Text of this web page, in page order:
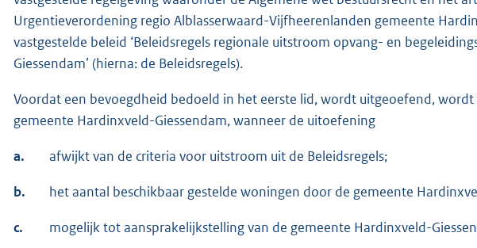
Urgentieverordening regio Alblasserwaard-Vijfheerenlanden gemeente
vastgestelde beleid ‘Beleidsregels regionale uitstroom opvang- en
Giessendam’ (hierna: de Beleidsregels).
Voordat een bevoegdheid bedoeld in het eerste lid, wordt uitgeoefend,
gemeente Hardinxveld-Giessendam, wanneer de uitoefening
a. afwijkt van de criteria voor uitstroom uit de Beleidsregels;
b. het aantal beschikbaar gestelde woningen door de gemeente
c. mogelijk tot aansprakelijkstelling van de gemeente Hardinxveld-